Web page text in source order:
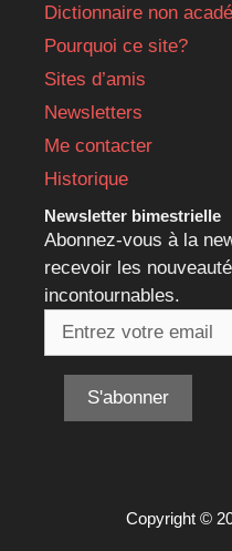
Dictionnaire non
Pourquoi ce site?
Sites d’amis
Newsletters
Me contacter
Historique
Newsletter bimestrielle
Abonnez-vous à la
recevoir les
incontournables.
Copyright ©